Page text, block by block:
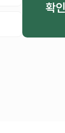
확